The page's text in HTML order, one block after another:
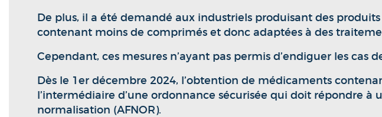
De plus, il a été demandé aux industriels produisant des
contenant moins de comprimés et donc adaptées à des
Cependant, ces mesures n’ayant pas permis d’endiguer les cas
Dès le 1er décembre 2024, l’obtention de médicaments
l’intermédiaire d’une ordonnance sécurisée qui doit répondre à
normalisation (AFNOR).